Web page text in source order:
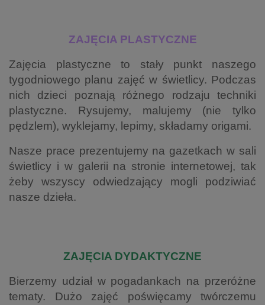
ZAJĘCIA PLASTYCZNE
Zajęcia plastyczne to stały punkt naszego
tygodniowego planu zajęć w świetlicy. Podczas
nich dzieci poznają różnego rodzaju techniki
plastyczne. Rysujemy, malujemy (nie tylko
pędzlem), wyklejamy, lepimy, składamy origami.
Nasze prace prezentujemy na gazetkach w sali
świetlicy i w galerii na stronie internetowej, tak
żeby wszyscy odwiedzający mogli podziwiać
nasze dzieła.
ZAJĘCIA DYDAKTYCZNE
Bierzemy udział w pogadankach na przeróżne
tematy. Dużo zajęć poświęcamy twórczemu